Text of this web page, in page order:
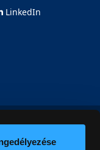
LinkedIn